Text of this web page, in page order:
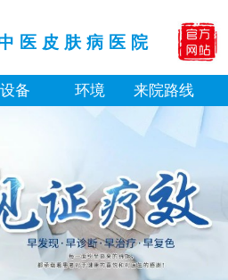
医皮肤病医院
设备 环境 来院路线
酒真能治白癜风吗 有没有副作用
白斑比肉眼看到的更大正常吗
巴长小白点是什么原因
尼和他克莫司哪个治白癜风好